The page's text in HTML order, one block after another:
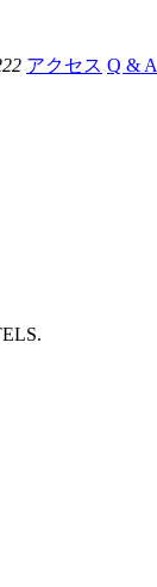
アクセス Q & A